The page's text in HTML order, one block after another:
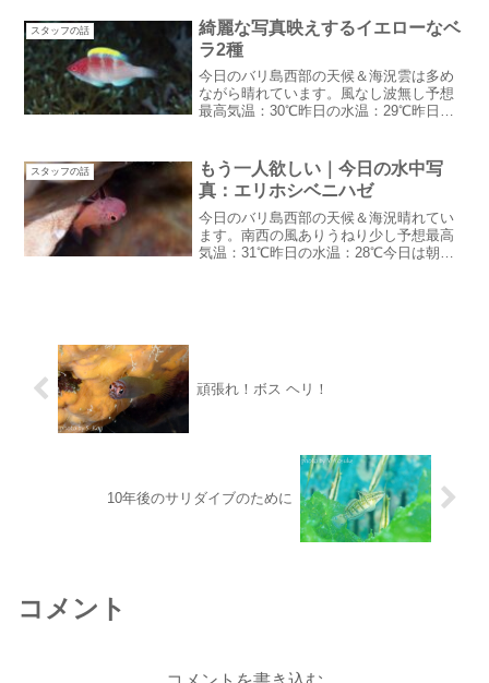
す。雨期返り？またもや8月に雨が降ると
したら・・マジでびっく...
スタッフの話
綺麗な写真映えするイエローなベ
ラ2種
今日のバリ島西部の天候＆海況雲は多め
ながら晴れています。風なし波無し予想
最高気温：30℃昨日の水温：29℃昨日は
んと！ガイド全員分：汗今日の出航はな
んだかバタバタでした...
スタッフの話
もう一人欲しい｜今日の水中写
真：エリホシベニハゼ
今日のバリ島西部の天候＆海況晴れてい
ます。南西の風ありうねり少し予想最高
気温：31℃昨日の水温：28℃今日は朝の
頑張れ！ボス ヘリ！
10年後のサリダイブのために
コメント